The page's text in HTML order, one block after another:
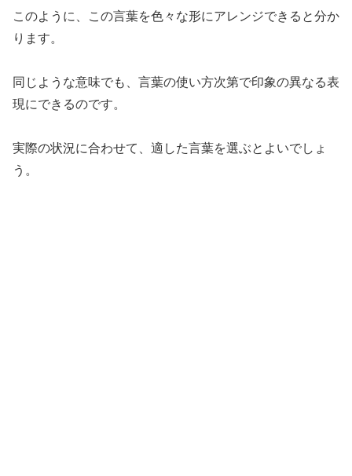
このように、この言葉を色々な形にアレンジできると分か
ります。
同じような意味でも、言葉の使い方次第で印象の異なる表
現にできるのです。
実際の状況に合わせて、適した言葉を選ぶとよいでしょ
う。